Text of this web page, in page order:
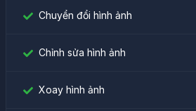
Chuyển đổi hình ảnh
Chỉnh sửa hình ảnh
Xoay hình ảnh